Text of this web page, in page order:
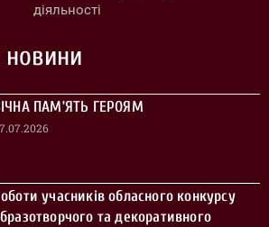
діяльності
новини
ПАМ’ЯТЬ ГЕРОЯМ
учасників обласного конкурсу
та декоративного